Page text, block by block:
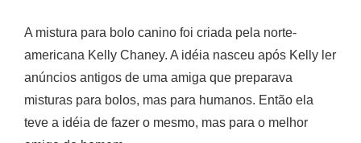
A mistura para bolo canino foi criada pela norte-
americana Kelly Chaney. A idéia nasceu após Kelly ler
anúncios antigos de uma amiga que preparava
misturas para bolos, mas para humanos. Então ela
teve a idéia de fazer o mesmo, mas para o melhor